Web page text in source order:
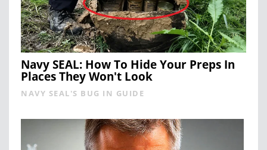
Navy SEAL: How To Hide Your Preps In
Places They Won't Look
NAVY SEAL'S BUG IN GUIDE